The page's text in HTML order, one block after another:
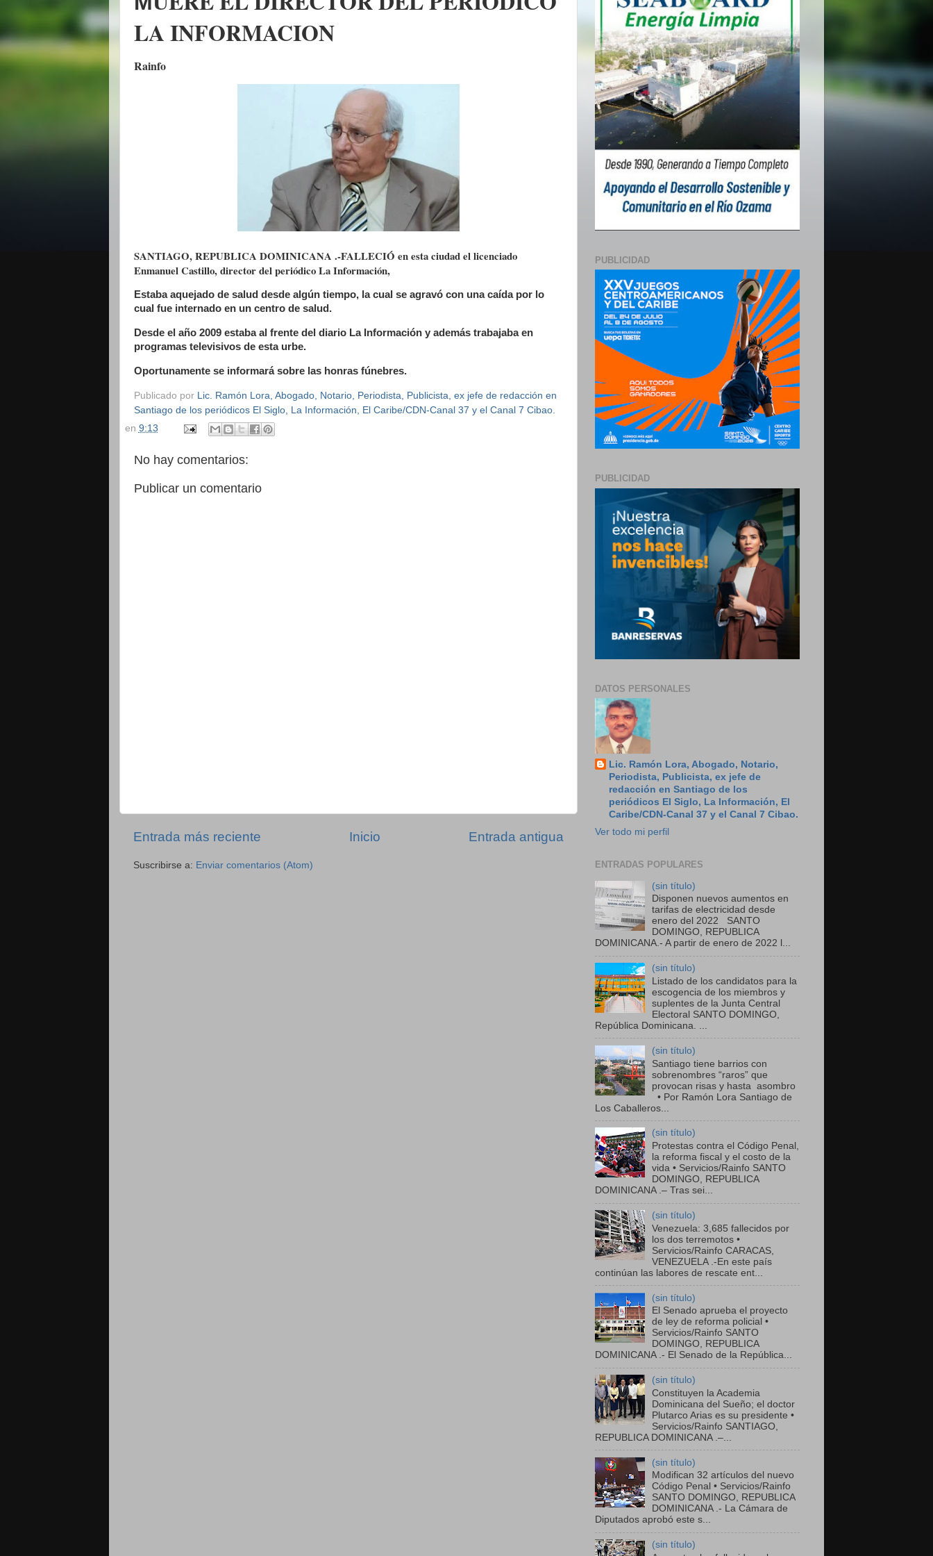
LA INFORMACION
Rainfo
SANTIAGO, REPUBLICA DOMINICANA .-FALLECIÓ en esta ciudad el licenciado
Enmanuel Castillo, director del periódico La Información,
Estaba aquejado de salud desde algún tiempo, la cual se agravó con una caída por lo
cual fue internado en un centro de salud.
Desde el año 2009 estaba al frente del diario La Información y además trabajaba en
programas televisivos de esta urbe.
Oportunamente se informará sobre las honras fúnebres.
Publicado por
Lic. Ramón Lora, Abogado, Notario, Periodista, Publicista, ex jefe de redacción en
Santiago de los periódicos El Siglo, La Información, El Caribe/CDN-Canal 37 y el Canal 7 Cibao.
en 9:13
No hay comentarios:
Publicar un comentario
Entrada más reciente Entrada antigua
Inicio
Suscribirse a: Enviar comentarios (Atom)
PUBLICIDAD
PUBLICIDAD
DATOS PERSONALES
Lic. Ramón Lora, Abogado, Notario,
Periodista, Publicista, ex jefe de
redacción en Santiago de los
periódicos El Siglo, La Información, El
Caribe/CDN-Canal 37 y el Canal 7 Cibao.
Ver todo mi perfil
ENTRADAS POPULARES
(sin título)
Disponen nuevos aumentos en
tarifas de electricidad desde
enero del 2022 SANTO
DOMINGO, REPUBLICA
DOMINICANA.- A partir de enero de 2022 l...
(sin título)
Listado de los candidatos para la
escogencia de los miembros y
suplentes de la Junta Central
Electoral SANTO DOMINGO,
República Dominicana. ...
(sin título)
Santiago tiene barrios con
sobrenombres “raros” que
provocan risas y hasta asombro
• Por Ramón Lora Santiago de
Los Caballeros...
(sin título)
Protestas contra el Código Penal,
la reforma fiscal y el costo de la
vida • Servicios/Rainfo SANTO
DOMINGO, REPUBLICA
DOMINICANA .– Tras sei...
(sin título)
Venezuela: 3,685 fallecidos por
los dos terremotos •
Servicios/Rainfo CARACAS,
VENEZUELA .-En este país
continúan las labores de rescate ent...
(sin título)
El Senado aprueba el proyecto
de ley de reforma policial •
Servicios/Rainfo SANTO
DOMINGO, REPUBLICA
DOMINICANA .- El Senado de la República...
(sin título)
Constituyen la Academia
Dominicana del Sueño; el doctor
Plutarco Arias es su presidente •
Servicios/Rainfo SANTIAGO,
REPUBLICA DOMINICANA .–...
(sin título)
Modifican 32 artículos del nuevo
Código Penal • Servicios/Rainfo
SANTO DOMINGO, REPUBLICA
DOMINICANA .- La Cámara de
Diputados aprobó este s...
(sin título)